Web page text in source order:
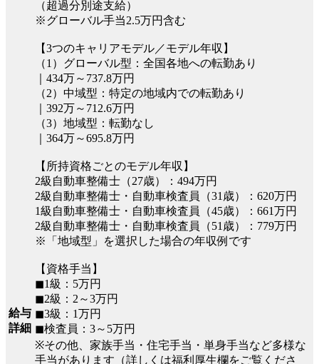
給与
詳細
（超過分別途支給）
※グローバル手当2.5万円含む
【3つのキャリアモデル／モデル年収】
（1）グローバル型：全国各地への転勤あり
｜434万～737.8万円
（2）中域型：特定の地域内での転勤あり
｜392万～712.6万円
（3）地域型：転勤なし
｜364万～695.8万円
【所持資格ごとのモデル年収】
2級自動車整備士（27歳）：494万円
2級自動車整備士・自動車検査員（31歳）：620万円
1級自動車整備士・自動車検査員（45歳）：661万円
2級自動車整備士・自動車検査員（51歳）：779万円
※「地域型」を選択した場合の年収例です
【資格手当】
◼︎1級：5万円
◼︎2級：2～3万円
◼︎3級：1万円
◼︎検査員：3～5万円
※その他、家族手当・住宅手当・単身手当など多様な
手当があります（詳しくは福利厚生欄をご覧くださ